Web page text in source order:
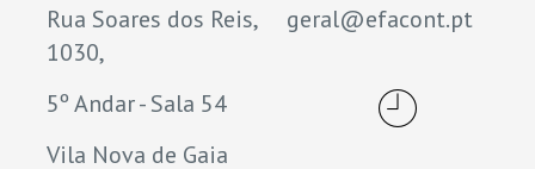
Rua Soares dos Reis,
1030,
5º Andar - Sala 54
Vila Nova de Gaia
geral@efacont.pt